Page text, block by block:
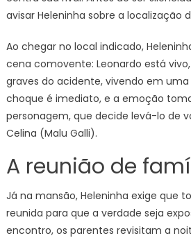
avisar Heleninha sobre a localização
Ao chegar no local indicado,
cena comovente: Leonardo está
graves do acidente, vivendo em uma
choque é imediato, e a emoção
personagem, que decide levá-lo de
Celina (Malu Galli).
A reunião de
Já na mansão, Heleninha exige que
reunida para que a verdade seja
encontro, os parentes revisitam a